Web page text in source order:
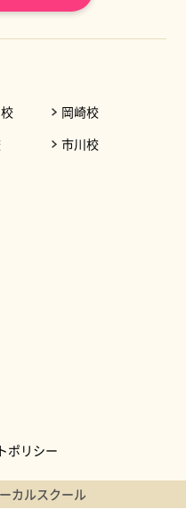
岡崎校
市川校
ポリシー
カルスクール